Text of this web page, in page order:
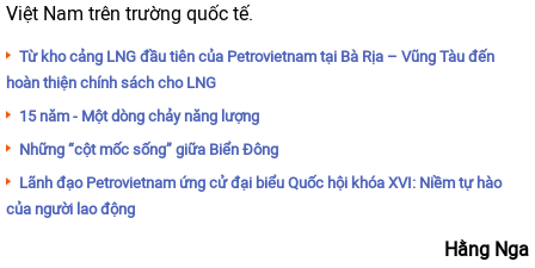
Việt Nam trên trường quốc tế.
Từ kho cảng LNG đầu tiên của Petrovietnam tại Bà Rịa – Vũng Tàu đến
hoàn thiện chính sách cho LNG
15 năm - Một dòng chảy năng lượng
Những “cột mốc sống” giữa Biển Đông
Lãnh đạo Petrovietnam ứng cử đại biểu Quốc hội khóa XVI: Niềm tự hào
của người lao động
Hằng Nga